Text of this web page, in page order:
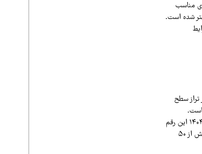
مناسب
شده است.
تراز سطح
است.
همچنین حجم آب موجود در دریاچه به ۴ میلیارد و ۳۰۰ میلیون مترمکعب رسیده؛ در حالی که در پاییز سال ۱۴۰۴ این رقم
حدود ۲۵۰ میلیون مترمکعب بود. این افزایش نزدیک به ۴ میلیارد مترمکعبی، مقدار قابل توجهی است و بیش از ۵۰